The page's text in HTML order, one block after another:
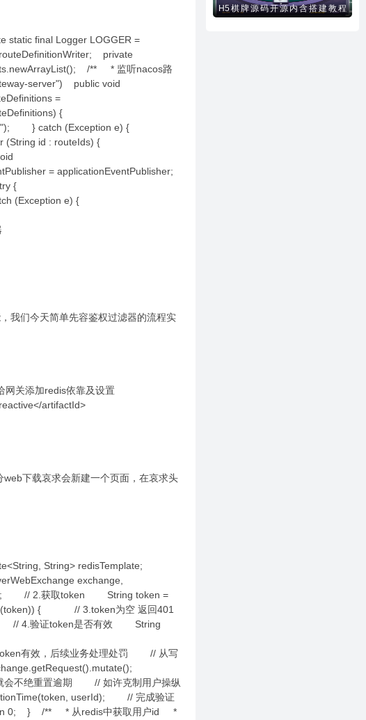
static final Logger LOGGER =
private
/** * 监听nacos路
server") public void
=
{
} catch (Exception e) {
id : routeIds) {
= applicationEventPublisher;
{ try {
(Exception e) {
我们今天简单先容鉴权过滤器的流程实
网关添加redis依靠及设置
artifactId>
下载哀求会新建一个页面，在哀求头
String> redisTemplate;
exchange,
// 2.获取token String token =
{ // 3.token为空 返回401
4.验证token是否有效 String
有效，后续业务处理处罚 // 从写
会不绝重置逾期 // 如许克制用户操纵
userId); // 完成验证
0; } /** * 从redis中获取用户id *
H5棋牌源码开源内含搭建教程